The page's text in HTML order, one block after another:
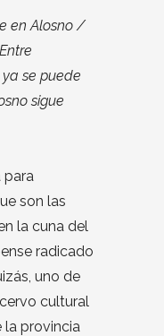
en Alosno /
se puede
sigue
para
son las
la cuna del
radicado
uno de
cultural
provincia